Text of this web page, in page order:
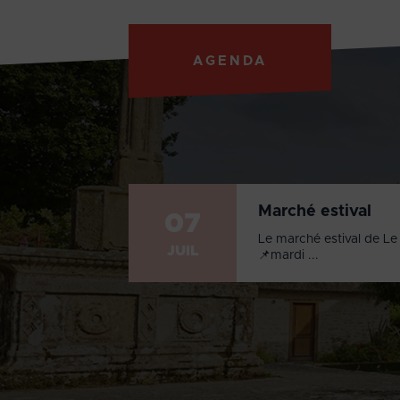
AGENDA
Marché estival
Le marché estival de
📌mardi ...